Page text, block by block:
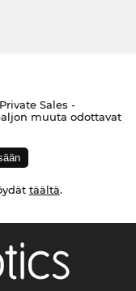
Sales -
muuta odottavat
täältä.